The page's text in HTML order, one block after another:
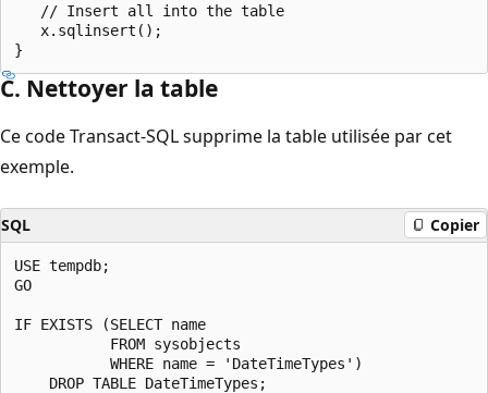
   // Insert all into the table
   x.sqlinsert();
C. Nettoyer la table
Ce code Transact-SQL supprime la table utilisée par cet
exemple.
SQL Copier
USE tempdb;
GO
IF EXISTS (SELECT name
           FROM sysobjects
           WHERE name = 'DateTimeTypes')
    DROP TABLE DateTimeTypes;